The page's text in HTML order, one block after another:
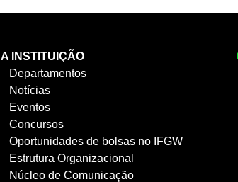
A INSTITUIÇÃO
Departamentos
Notícias
Eventos
Concursos
Oportunidades de bolsas no IFGW
Estrutura Organizacional
Núcleo de Comunicação